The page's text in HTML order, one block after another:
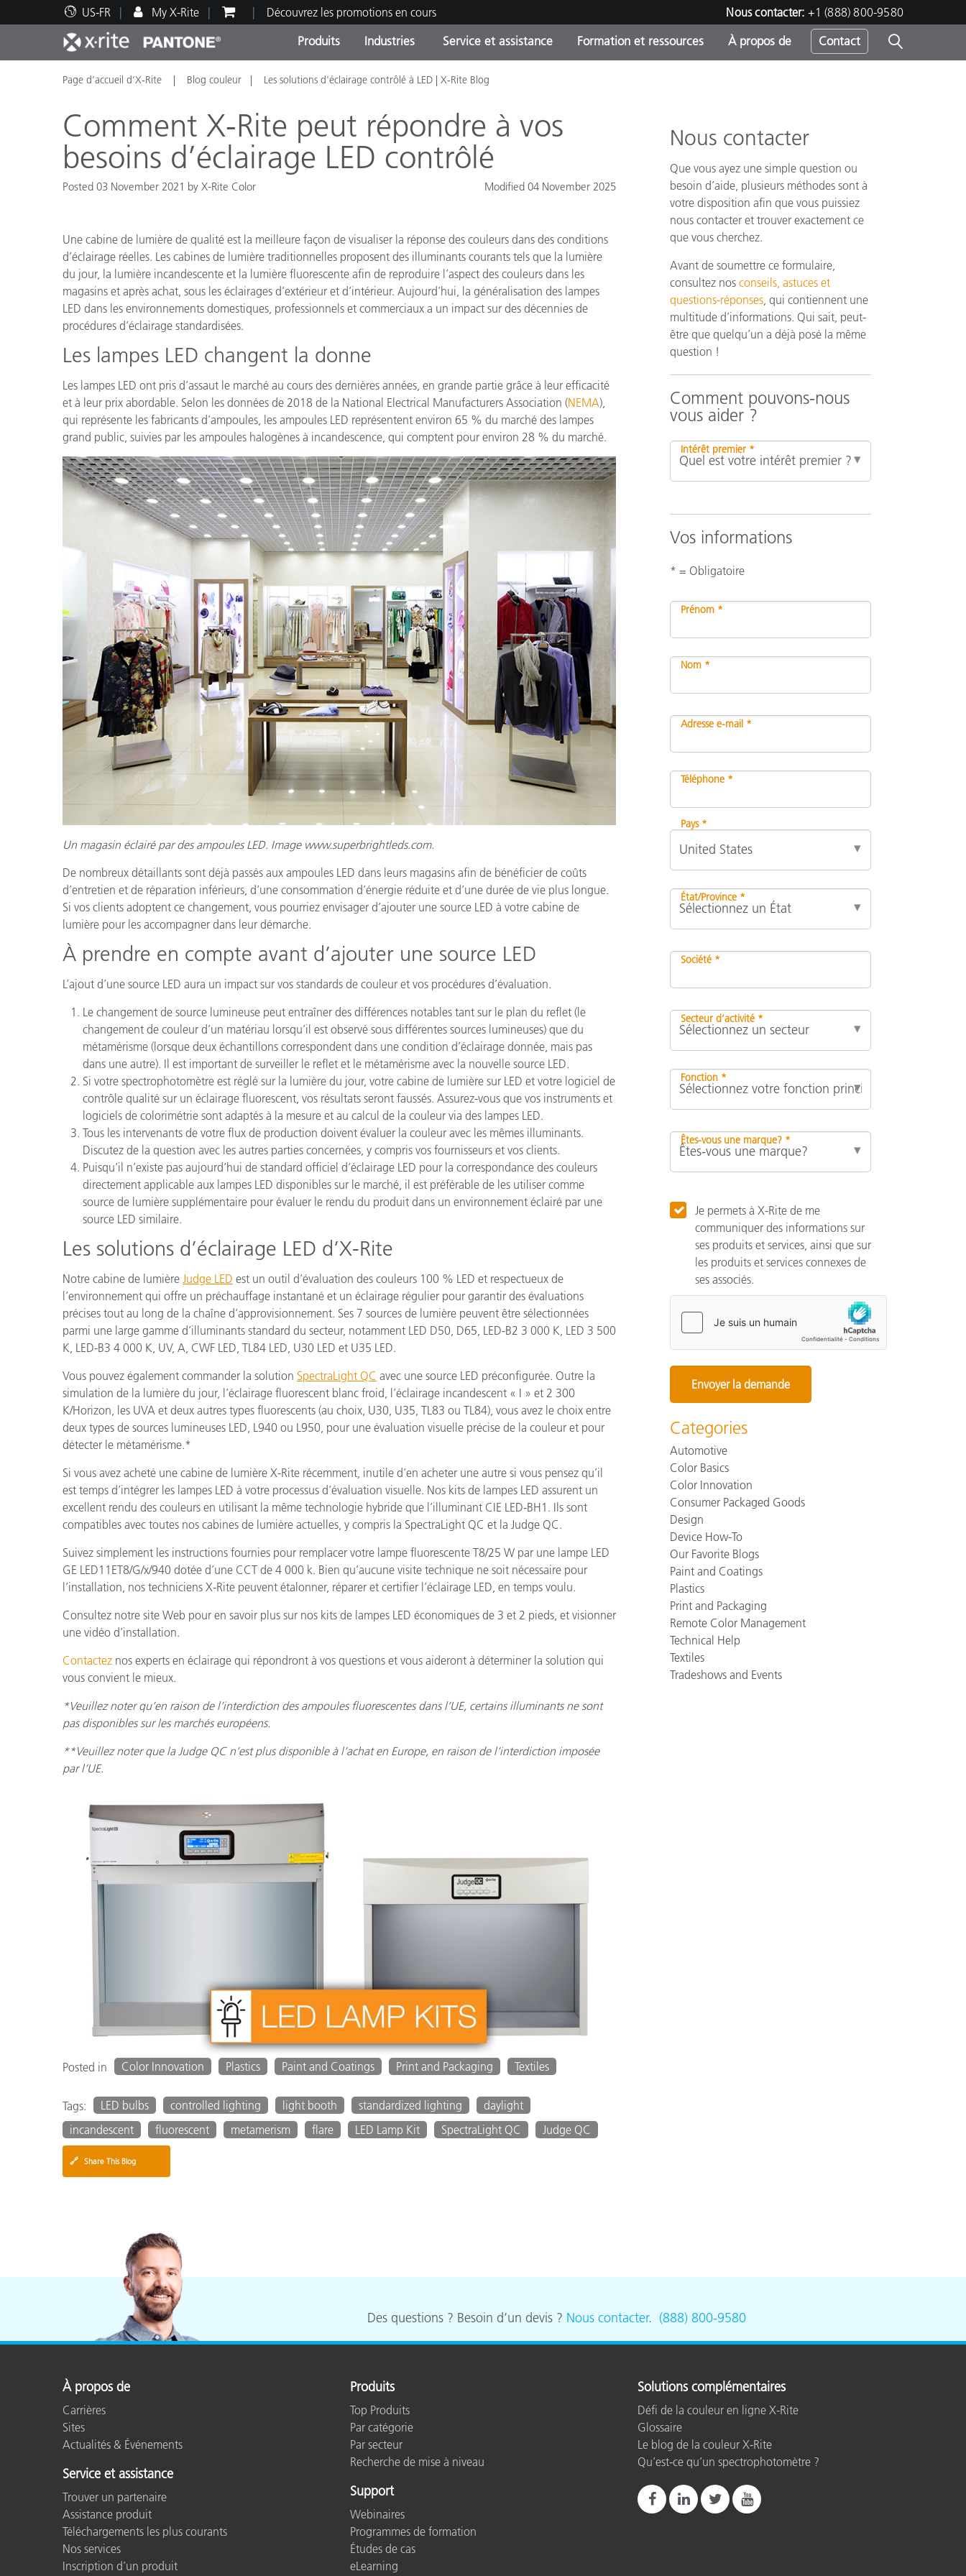
US-FR My X-Rite Découvrez les promotions en cours Nous contacter: +1 (888) 800-9580
Produits
Top Produits Catégories de produits
Promotions et Ventes Flash
Industries
Impression et Emballage Peintures et Revêtements
Emballés
Food Color Measurement
Industrie Pharmaceutique
Matériaux de Construction
Biens Durables
Service et assistance
Assistance technique Service et maintenance
Formation et ressources
Ressources éducatives Formation
À propos de Contact
Page d’accueil d’X-Rite Blog couleur Les solutions d'éclairage contrôlé à LED | X-Rite Blog
Comment X-Rite peut répondre à vos
besoins d’éclairage LED contrôlé
Posted 03 November 2021 by X-Rite Color Modified 04 November 2025
Une cabine de lumière de qualité est la meilleure façon de visualiser la réponse des couleurs dans des conditions
d’éclairage réelles. Les cabines de lumière traditionnelles proposent des illuminants courants tels que la lumière
du jour, la lumière incandescente et la lumière fluorescente afin de reproduire l’aspect des couleurs dans les
magasins et après achat, sous les éclairages d’extérieur et d’intérieur. Aujourd’hui, la généralisation des lampes
LED dans les environnements domestiques, professionnels et commerciaux a un impact sur des décennies de
procédures d’éclairage standardisées.
Les lampes LED changent la donne
Les lampes LED ont pris d’assaut le marché au cours des dernières années, en grande partie grâce à leur efficacité
et à leur prix abordable. Selon les données de 2018 de la National Electrical Manufacturers Association (NEMA),
qui représente les fabricants d’ampoules, les ampoules LED représentent environ 65 % du marché des lampes
grand public, suivies par les ampoules halogènes à incandescence, qui comptent pour environ 28 % du marché.
Un magasin éclairé par des ampoules LED. Image www.superbrightleds.com.
De nombreux détaillants sont déjà passés aux ampoules LED dans leurs magasins afin de bénéficier de coûts
d’entretien et de réparation inférieurs, d’une consommation d’énergie réduite et d’une durée de vie plus longue.
Si vos clients adoptent ce changement, vous pourriez envisager d’ajouter une source LED à votre cabine de
lumière pour les accompagner dans leur démarche.
À prendre en compte avant d’ajouter une source LED
L’ajout d’une source LED aura un impact sur vos standards de couleur et vos procédures d’évaluation.
Le changement de source lumineuse peut entraîner des différences notables tant sur le plan du reflet (le
changement de couleur d’un matériau lorsqu’il est observé sous différentes sources lumineuses) que du
métamérisme (lorsque deux échantillons correspondent dans une condition d’éclairage donnée, mais pas
dans une autre). Il est important de surveiller le reflet et le métamérisme avec la nouvelle source LED.
Si votre spectrophotomètre est réglé sur la lumière du jour, votre cabine de lumière sur LED et votre logiciel de
contrôle qualité sur un éclairage fluorescent, vos résultats seront faussés. Assurez-vous que vos instruments et
logiciels de colorimétrie sont adaptés à la mesure et au calcul de la couleur via des lampes LED.
Tous les intervenants de votre flux de production doivent évaluer la couleur avec les mêmes illuminants.
Discutez de la question avec les autres parties concernées, y compris vos fournisseurs et vos clients.
Puisqu’il n’existe pas aujourd’hui de standard officiel d’éclairage LED pour la correspondance des couleurs
directement applicable aux lampes LED disponibles sur le marché, il est préférable de les utiliser comme
source de lumière supplémentaire pour évaluer le rendu du produit dans un environnement éclairé par une
source LED similaire.
Les solutions d’éclairage LED d’X-Rite
Notre cabine de lumière Judge LED est un outil d’évaluation des couleurs 100 % LED et respectueux de
l’environnement qui offre un préchauffage instantané et un éclairage régulier pour garantir des évaluations
précises tout au long de la chaîne d’approvisionnement. Ses 7 sources de lumière peuvent être sélectionnées
parmi une large gamme d’illuminants standard du secteur, notamment LED D50, D65, LED-B2 3 000 K, LED 3 500
K, LED-B3 4 000 K, UV, A, CWF LED, TL84 LED, U30 LED et U35 LED.
Vous pouvez également commander la solution SpectraLight QC avec une source LED préconfigurée. Outre la
simulation de la lumière du jour, l’éclairage fluorescent blanc froid, l’éclairage incandescent « I » et 2 300
K/Horizon, les UVA et deux autres types fluorescents (au choix, U30, U35, TL83 ou TL84), vous avez le choix entre
deux types de sources lumineuses LED, L940 ou L950, pour une évaluation visuelle précise de la couleur et pour
détecter le métamérisme.*
Si vous avez acheté une cabine de lumière X-Rite récemment, inutile d’en acheter une autre si vous pensez qu’il
est temps d’intégrer les lampes LED à votre processus d’évaluation visuelle. Nos kits de lampes LED assurent un
excellent rendu des couleurs en utilisant la même technologie hybride que l’illuminant CIE LED-BH1. Ils sont
compatibles avec toutes nos cabines de lumière actuelles, y compris la SpectraLight QC et la Judge QC.
Suivez simplement les instructions fournies pour remplacer votre lampe fluorescente T8/25 W par une lampe LED
GE LED11ET8/G/x/940 dotée d’une CCT de 4 000 k. Bien qu’aucune visite technique ne soit nécessaire pour
l’installation, nos techniciens X-Rite peuvent étalonner, réparer et certifier l’éclairage LED, en temps voulu.
Consultez notre site Web pour en savoir plus sur nos kits de lampes LED économiques de 3 et 2 pieds, et visionner
une vidéo d’installation.
Contactez nos experts en éclairage qui répondront à vos questions et vous aideront à déterminer la solution qui
vous convient le mieux.
*Veuillez noter qu’en raison de l’interdiction des ampoules fluorescentes dans l’UE, certains illuminants ne sont
pas disponibles sur les marchés européens.
**Veuillez noter que la Judge QC n’est plus disponible à l’achat en Europe, en raison de l’interdiction imposée
par l’UE.
Posted in Color Innovation Plastics Paint and Coatings Print and Packaging Textiles
Tags: LED bulbs controlled lighting light booth standardized lighting
daylight
incandescent
fluorescent metamerism flare LED Lamp Kit SpectraLight QC Judge QC
🔗 Share This Blog
Nous contacter
Que vous ayez une simple question ou
besoin d’aide, plusieurs méthodes sont à
votre disposition afin que vous puissiez
nous contacter et trouver exactement ce
que vous cherchez.
Avant de soumettre ce formulaire,
consultez nos conseils, astuces et
questions-réponses , qui contiennent une
multitude d’informations. Qui sait, peut-
être que quelqu’un a déjà posé la même
question !
Comment pouvons-nous
vous aider ?
Intérêt premier *
Vos informations
* = Obligatoire
Prénom *
Nom *
Adresse e-mail *
Téléphone *
Pays *
État/Province *
Société *
Secteur d’activité *
Fonction *
Êtes-vous une marque? *
Je permets à X-Rite de me
communiquer des informations sur
ses produits et services, ainsi que sur
les produits et services connexes de
ses associés.
Categories
Automotive
Color Basics
Color Innovation
Consumer Packaged Goods
Design
Device How-To
Our Favorite Blogs
Paint and Coatings
Plastics
Print and Packaging
Remote Color Management
Technical Help
Textiles
Tradeshows and Events
Des questions ? Besoin d’un devis ? Nous contacter. (888) 800-9580
À propos de
Carrières
Sites
Actualités & Événements
Service et assistance
Trouver un partenaire
Assistance produit
Téléchargements les plus courants
Nos services
Inscription d’un produit
Produits
Top Produits
Par catégorie
Par secteur
Recherche de mise à niveau
Support
Webinaires
Programmes de formation
Études de cas
eLearning
Solutions complémentaires
Défi de la couleur en ligne X-Rite
Glossaire
Le blog de la couleur X-Rite
Qu’est-ce qu’un spectrophotomètre ?